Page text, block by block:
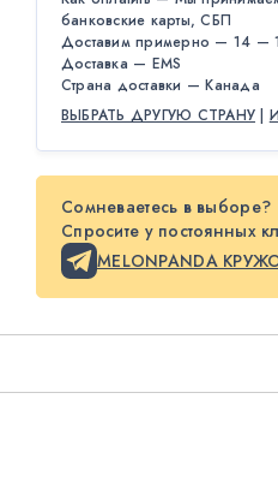
банковские карты, СБП
Доставим примерно — 14 —
Доставка — EMS
Страна доставки — Канада
ВЫБРАТЬ ДРУГУЮ СТРАНУ |
Сомневаетесь в выборе?
Спросите у постоянных
MELONPANDA